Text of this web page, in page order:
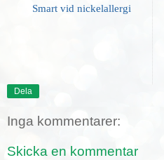
Smart vid nickelallergi
Dela
Inga kommentarer:
Skicka en kommentar